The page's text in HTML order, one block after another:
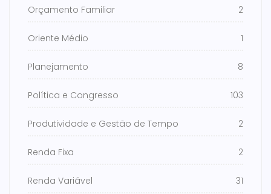
Orçamento Familiar 2
Oriente Médio 1
Planejamento 8
Política e Congresso 103
Produtividade e Gestão de Tempo 2
Renda Fixa 2
Renda Variável 31